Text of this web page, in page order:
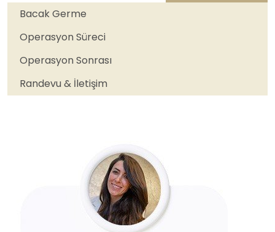
Bacak Germe
Operasyon Süreci
Operasyon Sonrası
Randevu & İletişim